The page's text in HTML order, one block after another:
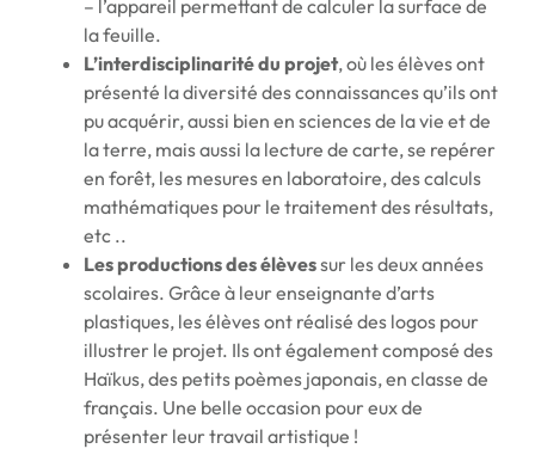
– l’appareil permettant de calculer la surface de
la feuille.
L’interdisciplinarité du projet, où les élèves ont
présenté la diversité des connaissances qu’ils ont
pu acquérir, aussi bien en sciences de la vie et de
la terre, mais aussi la lecture de carte, se repérer
en forêt, les mesures en laboratoire, des calculs
mathématiques pour le traitement des résultats,
etc ..
Les productions des élèvessur les deux années
scolaires. Grâce à leur enseignante d’arts
plastiques, les élèves ont réalisé des logos pour
illustrer le projet. Ils ont également composé des
Haïkus, des petits poèmes japonais, en classe de
français. Une belle occasion pour eux de
présenter leur travail artistique !